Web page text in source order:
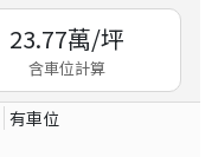
23.77萬/坪
含車位計算
有車位